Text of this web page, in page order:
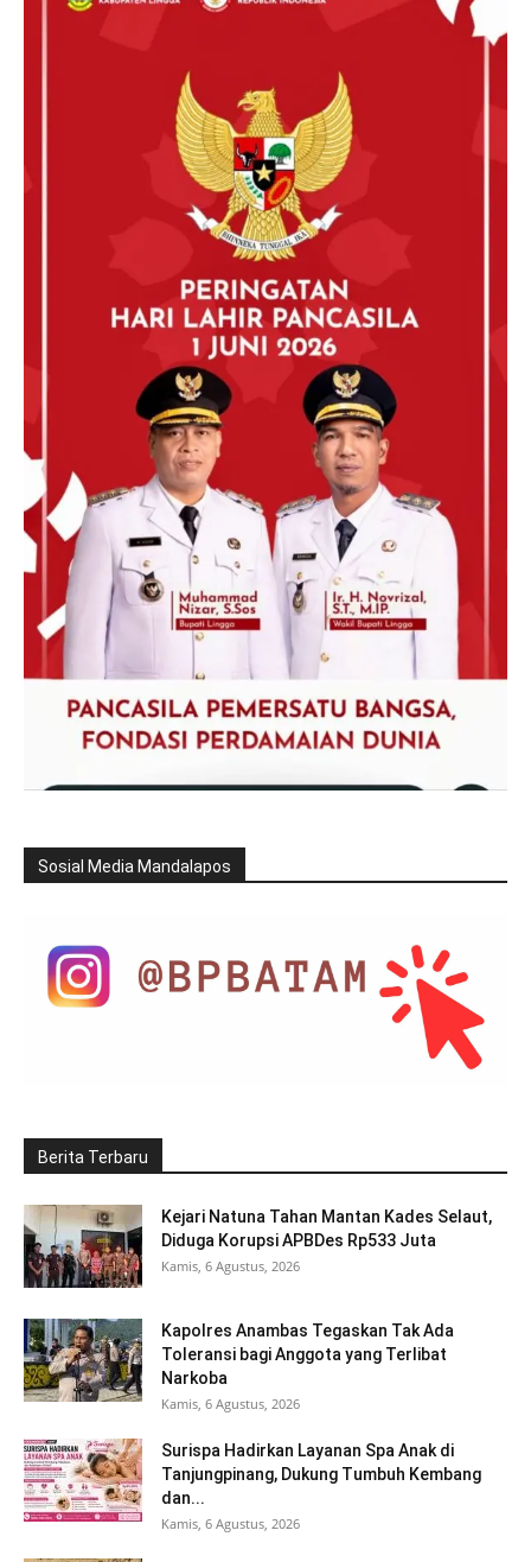
Sosial Media Mandalapos
Berita Terbaru
Kejari Natuna Tahan Mantan Kades Selaut,
Diduga Korupsi APBDes Rp533 Juta
Kamis, 6 Agustus, 2026
Kapolres Anambas Tegaskan Tak Ada
Toleransi bagi Anggota yang Terlibat
Narkoba
Kamis, 6 Agustus, 2026
Surispa Hadirkan Layanan Spa Anak di
Tanjungpinang, Dukung Tumbuh Kembang
dan...
Kamis, 6 Agustus, 2026